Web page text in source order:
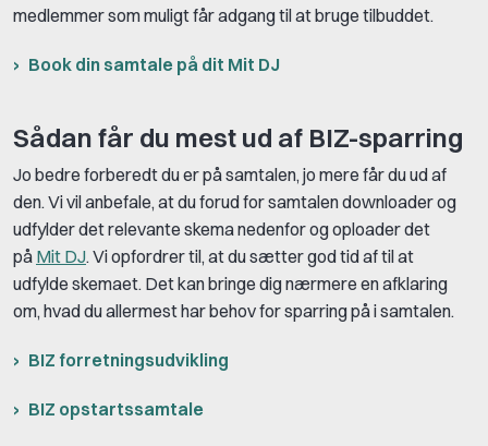
medlemmer som muligt får adgang til at bruge tilbuddet.
Book din samtale på dit Mit DJ
Sådan får du mest ud af BIZ-sparring
Jo bedre forberedt du er på samtalen, jo mere får du ud af
den. Vi vil anbefale, at du forud for samtalen downloader og
udfylder det relevante skema nedenfor og oploader det
på Mit DJ. Vi opfordrer til, at du sætter god tid af til at
udfylde skemaet. Det kan bringe dig nærmere en afklaring
om, hvad du allermest har behov for sparring på i samtalen.
BIZ forretningsudvikling
BIZ opstartssamtale